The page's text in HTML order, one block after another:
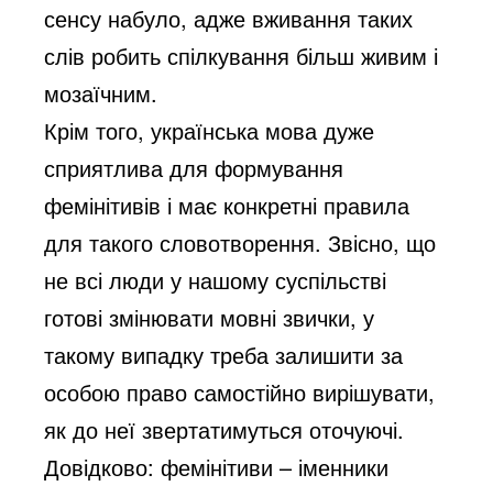
сенсу набуло, адже вживання таких
слів робить спілкування більш живим і
мозаїчним.
Крім того, українська мова дуже
сприятлива для формування
фемінітивів і має конкретні правила
для такого словотворення. Звісно, що
не всі люди у нашому суспільстві
готові змінювати мовні звички, у
такому випадку треба залишити за
особою право самостійно вирішувати,
як до неї звертатимуться оточуючі.
Довідково: фемінітиви – іменники